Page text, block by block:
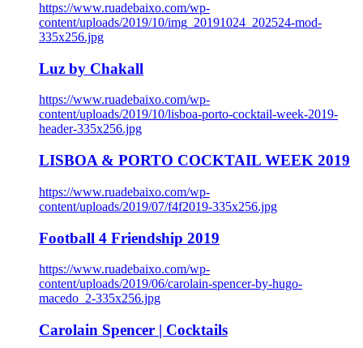
https://www.ruadebaixo.com/wp-
content/uploads/2019/10/img_20191024_202524-mod-
335x256.jpg
Luz by Chakall
https://www.ruadebaixo.com/wp-
content/uploads/2019/10/lisboa-porto-cocktail-week-2019-
header-335x256.jpg
LISBOA & PORTO COCKTAIL WEEK 2019
https://www.ruadebaixo.com/wp-
content/uploads/2019/07/f4f2019-335x256.jpg
Football 4 Friendship 2019
https://www.ruadebaixo.com/wp-
content/uploads/2019/06/carolain-spencer-by-hugo-
macedo_2-335x256.jpg
Carolain Spencer | Cocktails